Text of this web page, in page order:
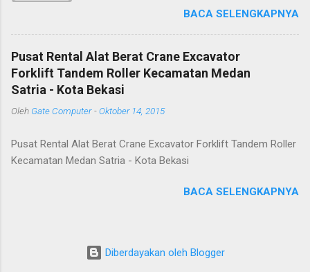
BACA SELENGKAPNYA
Pusat Rental Alat Berat Crane Excavator
Forklift Tandem Roller Kecamatan Medan
Satria - Kota Bekasi
Oleh Gate Computer -Oktober 14, 2015
Pusat Rental Alat Berat Crane Excavator Forklift Tandem Roller
Kecamatan Medan Satria - Kota Bekasi
BACA SELENGKAPNYA
Diberdayakan oleh Blogger